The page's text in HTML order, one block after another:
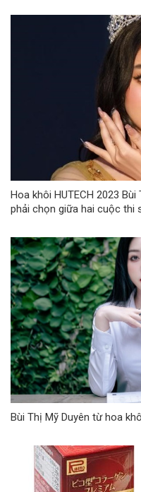
Hoa khôi HUTECH 2023
phải chọn giữa hai cuộc thi
Bùi Thị Mỹ Duyên từ hoa